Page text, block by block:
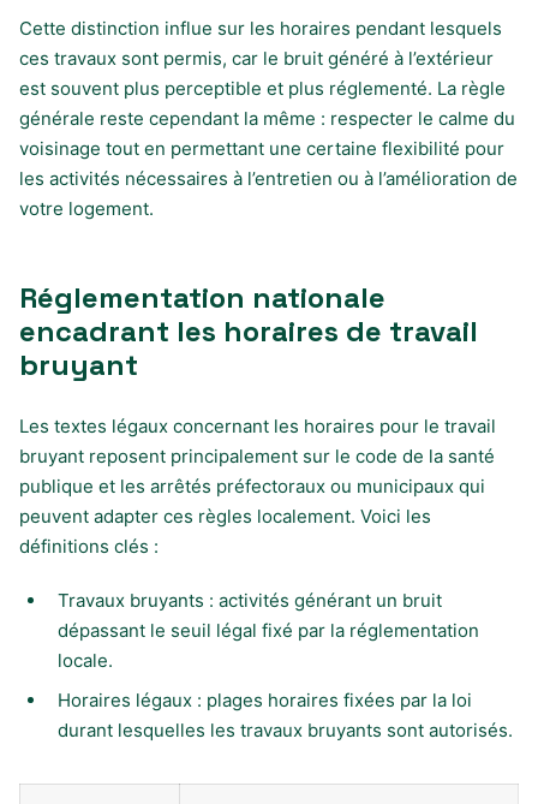
Cette distinction influe sur les horaires pendant lesquels
ces travaux sont permis, car le bruit généré à l’extérieur
est souvent plus perceptible et plus réglementé. La règle
générale reste cependant la même : respecter le calme du
voisinage tout en permettant une certaine flexibilité pour
les activités nécessaires à l’entretien ou à l’amélioration de
votre logement.
Réglementation nationale
encadrant les horaires de travail
bruyant
Les textes légaux concernant les horaires pour le travail
bruyant reposent principalement sur le code de la santé
publique et les arrêtés préfectoraux ou municipaux qui
peuvent adapter ces règles localement. Voici les
définitions clés :
Travaux bruyants : activités générant un bruit
dépassant le seuil légal fixé par la réglementation
locale.
Horaires légaux : plages horaires fixées par la loi
durant lesquelles les travaux bruyants sont autorisés.